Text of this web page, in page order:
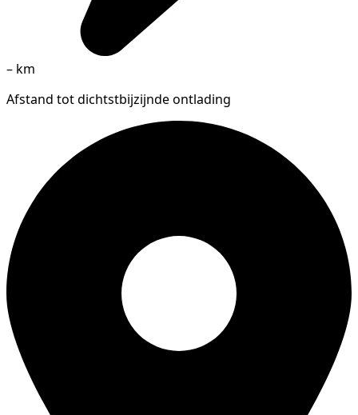
– km
Afstand tot dichtstbijzijnde ontlading